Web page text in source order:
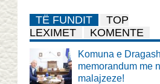
TË FUNDIT
TOP
LEXIMET
KOMENTE
Komuna e
memorandum me
malajzeze!